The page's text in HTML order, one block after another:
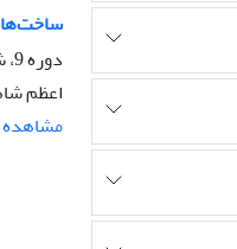
دوره 9، شماره 4، پاییز 1397، صفحه
اعظم
مشاهده